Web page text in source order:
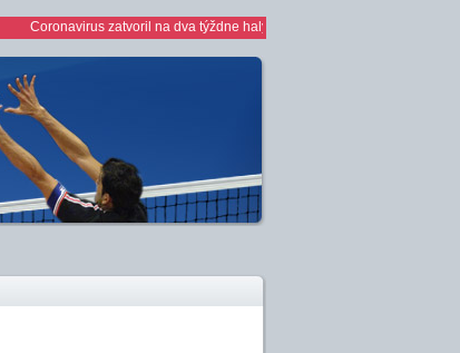
Coronavirus zatvoril na dva týždne haly *** 1/2 finále play off žien *** ženy: